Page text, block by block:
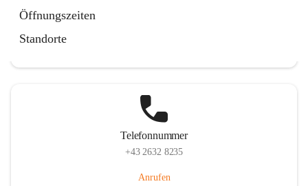
Öffnungszeiten
Standorte
Telefonnummer
+43 2632 8235
Anrufen